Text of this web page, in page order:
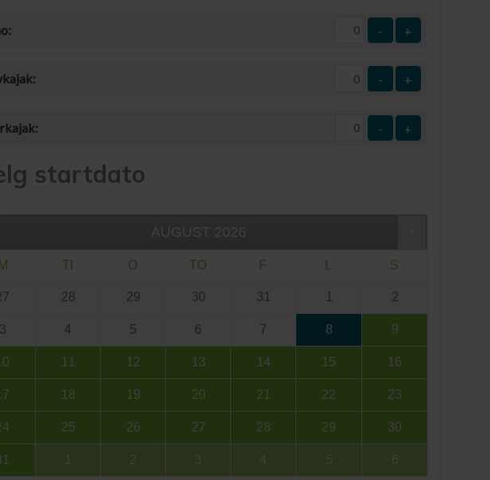
- +
- +
- +
startdato
AUGUST 2026
M TI O TO F S
28 29 30 31 1 2
3 4 5 6 7 8 9
11 12 13 14 15 16
18 19 20 21 22 23
25 26 27 28 29 30
1 2 3 4 5 6